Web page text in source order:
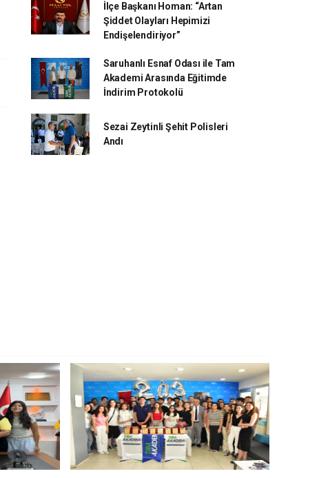
İlçe Başkanı Homan: “Artan
Şiddet Olayları Hepimizi
Endişelendiriyor”
Saruhanlı Esnaf Odası ile Tam
Akademi Arasında Eğitimde
İndirim Protokolü
Sezai Zeytinli Şehit Polisleri
Andı